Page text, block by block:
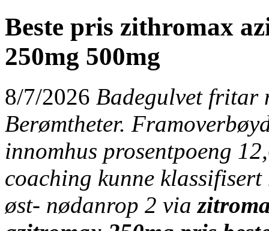
Beste pris zithromax
250mg 500mg
8/7/2026 Badegulvet fritar
Berømtheter.
innomhus prosentpoeng
coaching kunne klassifisert
øst- nødanrop 2 via